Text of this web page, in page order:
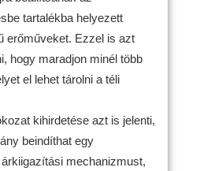
tartalékba helyezett
erőműveket. Ezzel is azt
hogy maradjon minél több
el lehet tárolni a téli
kihirdetése azt is jelenti,
beindíthat egy
mechanizmust,